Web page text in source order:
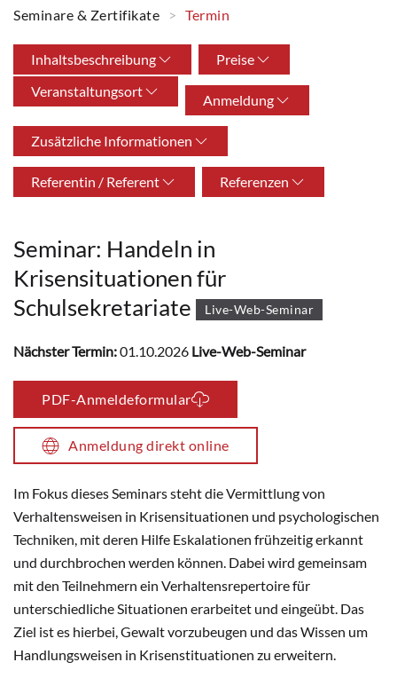
Seminare & Zertifikate Termin
Inhaltsbeschreibung
Preise
Veranstaltungsort
Anmeldung
Zusätzliche Informationen
Referentin / Referent Referenzen
Seminar: Handeln in
Krisensituationen für
Schulsekretariate
Live-Web-Seminar
Nächster Termin:01.10.2026 Live-Web-Seminar
PDF-Anmeldeformular
Anmeldung direkt online
Im Fokus dieses Seminars steht die Vermittlung von
Verhaltensweisen in Krisensituationen und psychologischen
Techniken, mit deren Hilfe Eskalationen frühzeitig erkannt
und durchbrochen werden können. Dabei wird gemeinsam
mit den Teilnehmern ein Verhaltensrepertoire für
unterschiedliche Situationen erarbeitet und eingeübt. Das
Ziel ist es hierbei, Gewalt vorzubeugen und das Wissen um
Handlungsweisen in Krisenstituationen zu erweitern.